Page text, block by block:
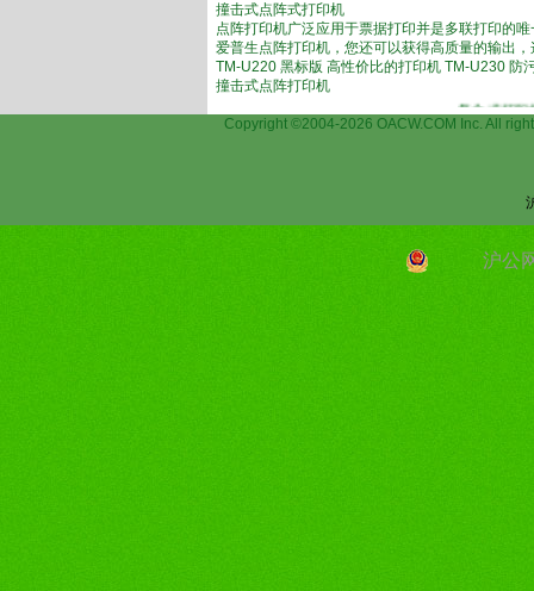
撞击式点阵式打印机
点阵打印机广泛应用于票据打印并是多联打印的
爱普生点阵打印机，您还可以获得高质量的输出
TM-U220 黑标版 高性价比的打印机 TM-U230 防
撞击式点阵打印机
复合式打印机能让零
Copyright ©2004-2026 OACW.COM Inc. All
沪公